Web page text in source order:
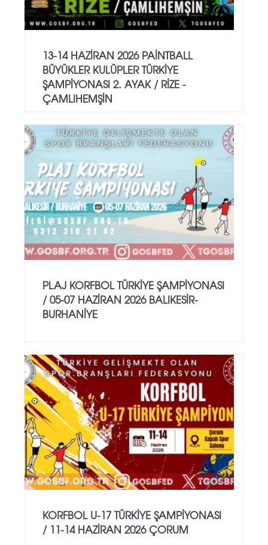
13-14 HAZİRAN 2026 PAİNTBALL
BÜYÜKLER KULÜPLER TÜRKİYE
ŞAMPİYONASI 2. AYAK / RİZE -
ÇAMLIHEMŞİN
PLAJ KORFBOL TÜRKİYE ŞAMPİYONASI
/ 05-07 HAZİRAN 2026 BALIKESİR-
BURHANİYE
KORFBOL U-17 TÜRKİYE ŞAMPİYONASI
/ 11-14 HAZİRAN 2026 ÇORUM